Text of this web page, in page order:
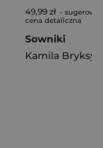
49,99 zł -
cena detaliczna
Sowniki
Kamila Bryksy